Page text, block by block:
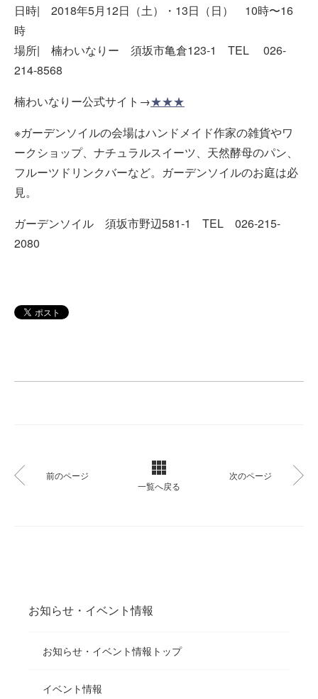
お知らせ・イベント情報
お知らせ・イベント情報トップ
イベント情報
日時| 2018年5月12日（土）・13日（日） 10時〜16
時
場所| 楠わいなりー 須坂市亀倉123-1 TEL 026-
214-8568
楠わいなりー公式サイト→★★★
※ガーデンソイルの会場はハンドメイド作家の雑貨やワ
ークショップ、ナチュラルスイーツ、天然酵母のパン、
フルーツドリンクバーなど。ガーデンソイルのお庭は必
見。
ガーデンソイル 須坂市野辺581-1 TEL 026-215-
2080
前のページ
一覧へ戻る
次のページ